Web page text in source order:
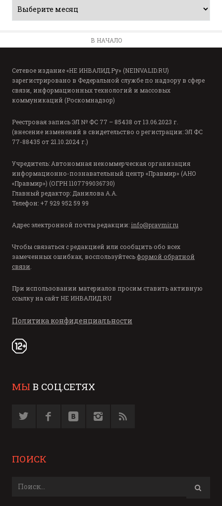
В НАЧАЛО
Сетевое издание «НЕ ИНВАЛИД.Ру» (NEINVALID.RU)
зарегистрировано в Федеральной службе по надзору в сфере
связи, информационных технологий и массовых
коммуникаций (Роскомнадзор)
Реестровая запись ЭЛ № ФС 77 – 85438 от 13.06.2023 г.
(внесение изменений в свидетельство о регистрации: ЭЛ ФС
77-88435 от 21.10.2024 г.)
Учредитель: Автономная некоммерческая организация
информационно-познавательный центр «Правмир» (АНО
«Правмир») (ОГРН 1107799036730)
Главный редактор: Данилова А.А.
Телефон: +7 929 952 59 99
Адрес электронной почты редакции: info@pravmir.ru
Чтобы связаться с редакцией или сообщить обо всех
замеченных ошибках, воспользуйтесь формой обратной
связи
При использовании материалов просим ставить активную
ссылку на сайт НЕ ИНВАЛИД.RU
Политика конфиденциальности
МЫ В СОЦ.СЕТЯХ
ПОИСК